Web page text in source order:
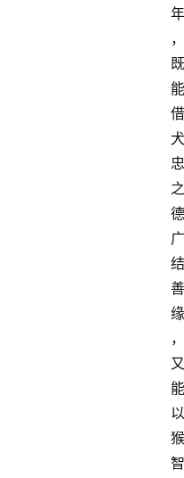
年
，
既
能
借
犬
忠
之
德
广
结
善
缘
，
又
能
以
猴
智